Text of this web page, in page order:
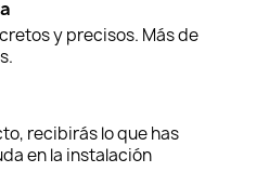
y precisos. Más de
recibirás lo que has
en la instalación